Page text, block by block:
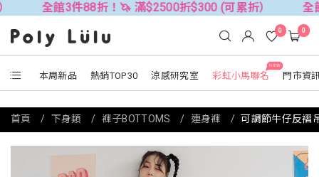
3件88折！🦄 滿$2500折$300 (可累折） 全館3件88
本周新品 熱銷TOP30 涼感研究室
NEW
彩虹小馬聯名 門市資
0 0
首頁 下身類 褲子BOTTOMS 連身褲 可調節牛仔反褶